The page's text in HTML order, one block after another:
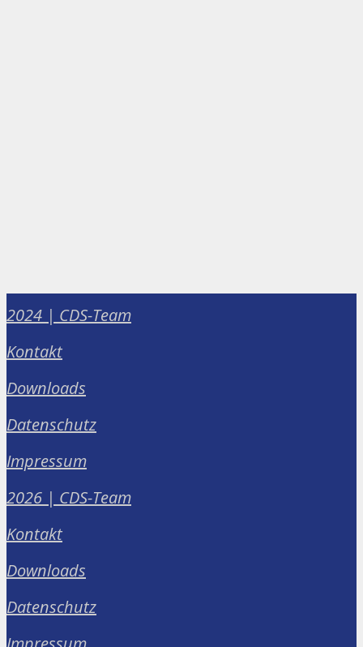
2024 | CDS-Team
Kontakt
Downloads
Datenschutz
Impressum
2026 | CDS-Team
Kontakt
Downloads
Datenschutz